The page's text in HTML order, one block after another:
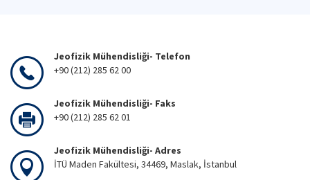
Jeofizik Mühendisliği- Telefon
+90 (212) 285 62 00
Jeofizik Mühendisliği- Faks
+90 (212) 285 62 01
Jeofizik Mühendisliği- Adres
İTÜ Maden Fakültesi, 34469, Maslak, İstanbul